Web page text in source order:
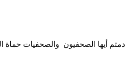
دمتم أيها الصحفيون والصحفيات حماة